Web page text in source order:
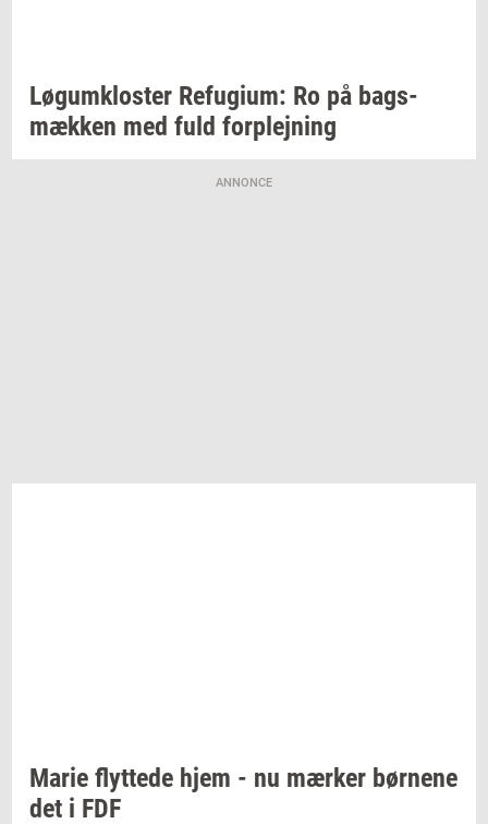
Løgum­klo­ster Re­fu­gi­um: Ro på bags­
mæk­ken med fuld for­plej­ning
ANNONCE
Marie flyt­te­de hjem - nu mær­ker bør­ne­ne
det i FDF